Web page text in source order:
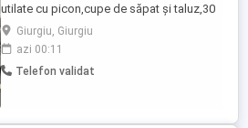
utilate cu picon,cupe de săpat și taluz,30
cm,45 cm,60 cm,90 cm și picon! Basculă
8x4
Giurgiu, Giurgiu
azi 00:11
Telefon validat